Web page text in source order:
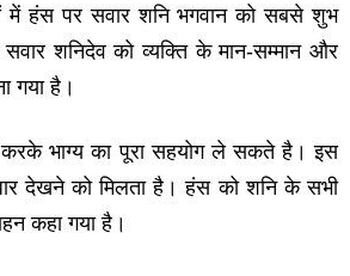
में हंस पर सवार शनि भगवान को सबसे शुभ
शनिदेव को व्यक्ति के मान-सम्मान और
गया है।
करके भाग्य का पूरा सहयोग ले सकते है। इस
देखने को मिलता है। हंस को शनि के सभी
कहा गया है।